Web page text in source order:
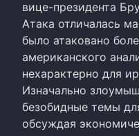
вице-президента
Атака отличалась
было атаковано
американского
нехарактерно для
Изначально
безобидные темы
обсуждая